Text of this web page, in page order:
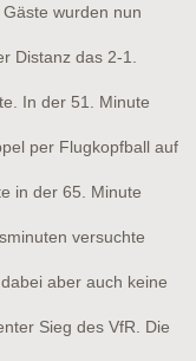
wurden nun
Distanz das 2-1.
In der 51. Minute
per Flugkopfball auf
in der 65. Minute
versuchte
aber auch keine
Sieg des VfR. Die